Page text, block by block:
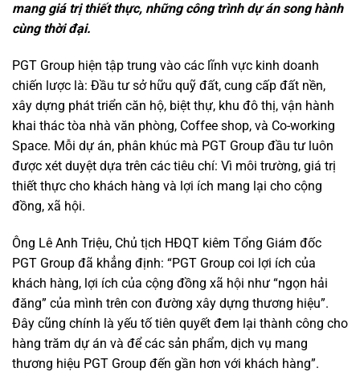
mang giá trị thiết thực, những công trình dự án song hành
cùng thời đại.
PGT Group hiện tập trung vào các lĩnh vực kinh doanh
chiến lược là: Đầu tư sở hữu quỹ đất, cung cấp đất nền,
xây dựng phát triển căn hộ, biệt thự, khu đô thị, vận hành
khai thác tòa nhà văn phòng, Coffee shop, và Co-working
Space. Mỗi dự án, phân khúc mà PGT Group đầu tư luôn
được xét duyệt dựa trên các tiêu chí: Vì môi trường, giá trị
thiết thực cho khách hàng và lợi ích mang lại cho cộng
đồng, xã hội.
Ông Lê Anh Triệu, Chủ tịch HĐQT kiêm Tổng Giám đốc
PGT Group đã khẳng định: “PGT Group coi lợi ích của
khách hàng, lợi ích của cộng đồng xã hội như “ngọn hải
đăng” của mình trên con đường xây dựng thương hiệu”.
Đây cũng chính là yếu tố tiên quyết đem lại thành công cho
hàng trăm dự án và để các sản phẩm, dịch vụ mang
thương hiệu PGT Group đến gần hơn với khách hàng”.